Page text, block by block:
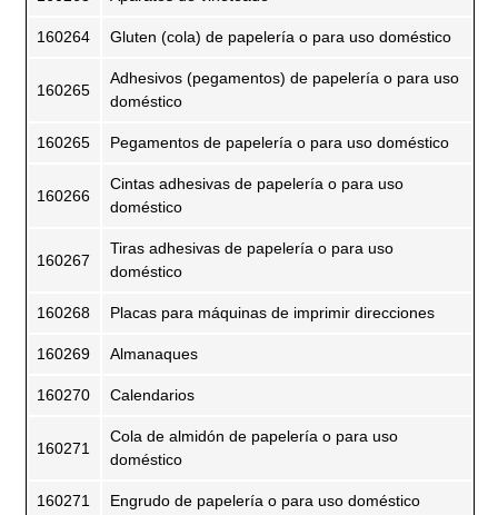
160264 Gluten (cola) de papelería o para uso doméstico
160265
Adhesivos (pegamentos) de papelería o para uso
doméstico
160265 Pegamentos de papelería o para uso doméstico
160266
Cintas adhesivas de papelería o para uso
doméstico
160267
Tiras adhesivas de papelería o para uso
doméstico
160268 Placas para máquinas de imprimir direcciones
160269 Almanaques
160270 Calendarios
160271
Cola de almidón de papelería o para uso
doméstico
160271 Engrudo de papelería o para uso doméstico